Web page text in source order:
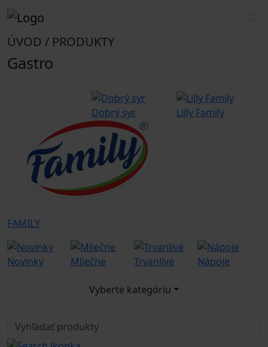
ÚVOD / PRODUKTY
Gastro
FAMILY
Dobrý syr Lilly Family
Novinky Mliečne Trvanlivé Nápoje
Vyberte kategóriu